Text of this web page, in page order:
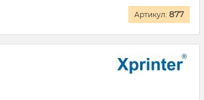
Артикул: 877